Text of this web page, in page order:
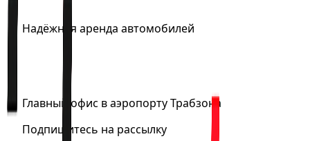
Надёжная аренда автомобилей
info@trabzonrentacar.com
Главный офис в аэропорту Трабзона
Подпишитесь на рассылку